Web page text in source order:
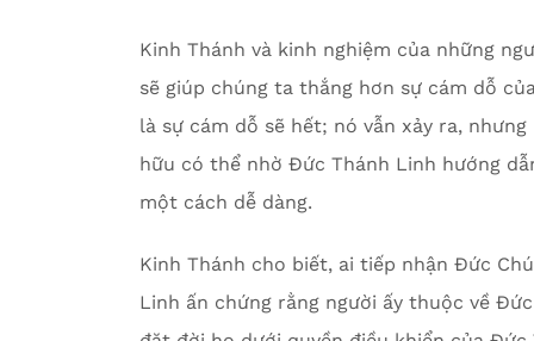
Kinh Thánh và kinh nghiệm của những
sẽ giúp chúng ta thắng hơn sự cám dỗ
là sự cám dỗ sẽ hết; nó vẫn xảy ra,
hữu có thể nhờ Đức Thánh Linh hướng
một cách dễ dàng.
Kinh Thánh cho biết, ai tiếp nhận Đức
Linh ấn chứng rằng người ấy thuộc về